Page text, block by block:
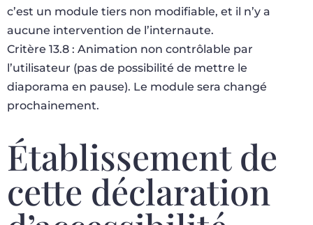
c’est un module tiers non modifiable, et il n’y a
aucune intervention de l’internaute.
Critère 13.8 : Animation non contrôlable par
l’utilisateur (pas de possibilité de mettre le
diaporama en pause). Le module sera changé
prochainement.
Établissement de
cette déclaration